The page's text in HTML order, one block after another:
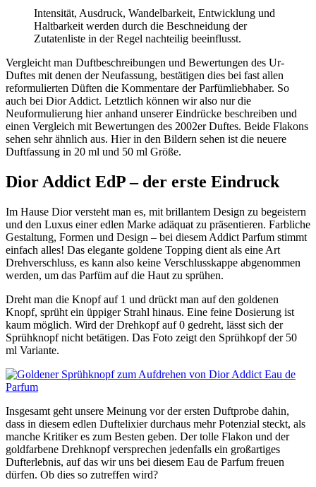
Intensität, Ausdruck, Wandelbarkeit, Entwicklung und
Haltbarkeit werden durch die Beschneidung der
Zutatenliste in der Regel nachteilig beeinflusst.
Vergleicht man Duftbeschreibungen und Bewertungen des Ur-
Duftes mit denen der Neufassung, bestätigen dies bei fast allen
reformulierten Düften die Kommentare der Parfümliebhaber. So
auch bei Dior Addict. Letztlich können wir also nur die
Neuformulierung hier anhand unserer Eindrücke beschreiben und
einen Vergleich mit Bewertungen des 2002er Duftes. Beide Flakons
sehen sehr ähnlich aus. Hier in den Bildern sehen ist die neuere
Duftfassung in 20 ml und 50 ml Größe.
Dior Addict EdP – der erste Eindruck
Im Hause Dior versteht man es, mit brillantem Design zu begeistern
und den Luxus einer edlen Marke adäquat zu präsentieren. Farbliche
Gestaltung, Formen und Design – bei diesem Addict Parfum stimmt
einfach alles! Das elegante goldene Topping dient als eine Art
Drehverschluss, es kann also keine Verschlusskappe abgenommen
werden, um das Parfüm auf die Haut zu sprühen.
Dreht man die Knopf auf 1 und drückt man auf den goldenen
Knopf, sprüht ein üppiger Strahl hinaus. Eine feine Dosierung ist
kaum möglich. Wird der Drehkopf auf 0 gedreht, lässt sich der
Sprühknopf nicht betätigen. Das Foto zeigt den Sprühkopf der 50
ml Variante.
Insgesamt geht unsere Meinung vor der ersten Duftprobe dahin,
dass in diesem edlen Duftelixier durchaus mehr Potenzial steckt, als
manche Kritiker es zum Besten geben. Der tolle Flakon und der
goldfarbene Drehknopf versprechen jedenfalls ein großartiges
Dufterlebnis, auf das wir uns bei diesem Eau de Parfum freuen
dürfen. Ob dies so zutreffen wird?